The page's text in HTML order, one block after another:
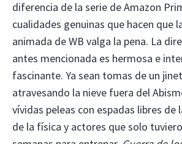
diferencia de la serie de Amazon
cualidades genuinas que hacen que
animada de WB valga la pena. La
antes mencionada es hermosa e
fascinante. Ya sean tomas de un
atravesando la nieve fuera del
vívidas peleas con espadas libres de
de la física y actores que solo